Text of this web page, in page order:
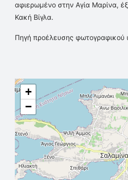
αφιερωμένο στην Αγία Μαρίνα,
Κακή Βίγλα.
Πηγή προέλευσης φωτογραφικού
+
−